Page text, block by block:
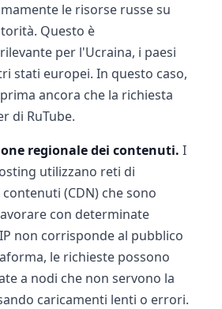
le risorse russe su
Questo è
per l'Ucraina, i paesi
stati europei. In questo caso,
ancora che la richiesta
di RuTube.
regionale dei contenuti. I
utilizzano reti di
(CDN) che sono
con determinate
non corrisponde al pubblico
le richieste possono
a nodi che non servono la
caricamenti lenti o errori.